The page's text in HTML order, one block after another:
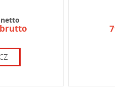
netto
brutto